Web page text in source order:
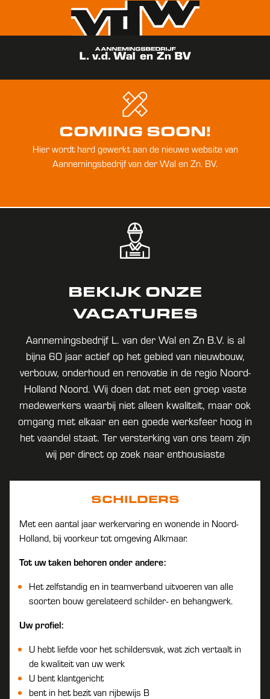
COMING SOON!
Hier wordt hard gewerkt aan de nieuwe website van
Aannemingsbedrijf van der Wal en Zn. BV.
BEKIJK ONZE
VACATURES
Aannemingsbedrijf L. van der Wal en Zn B.V. is al
bijna 60 jaar actief op het gebied van nieuwbouw,
verbouw, onderhoud en renovatie in de regio Noord-
Holland Noord. Wij doen dat met een groep vaste
medewerkers waarbij niet alleen kwaliteit, maar ook
omgang met elkaar en een goede werksfeer hoog in
het vaandel staat. Ter versterking van ons team zijn
wij per direct op zoek naar enthousiaste
SCHILDERS
Met een aantal jaar werkervaring en wonende in Noord-
Holland, bij voorkeur tot omgeving Alkmaar.
Tot uw taken behoren onder andere:
Het zelfstandig en in teamverband uitvoeren van alle
soorten bouw gerelateerd schilder- en behangwerk.
Uw profiel:
U hebt liefde voor het schildersvak, wat zich vertaalt in
de kwaliteit van uw werk
U bent klantgericht
bent in het bezit van rijbewijs B